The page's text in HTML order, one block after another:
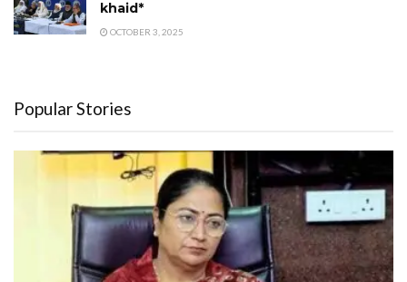
khaid*
OCTOBER 3, 2025
Popular Stories